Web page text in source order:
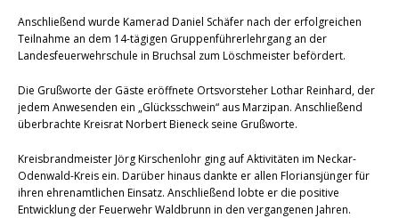
Anschließend wurde Kamerad Daniel Schäfer nach der erfolgreichen
Teilnahme an dem 14-tägigen Gruppenführerlehrgang an der
Landesfeuerwehrschule in Bruchsal zum Löschmeister befördert.
Die Grußworte der Gäste eröffnete Ortsvorsteher Lothar Reinhard, der
jedem Anwesenden ein „Glücksschwein“ aus Marzipan. Anschließend
überbrachte Kreisrat Norbert Bieneck seine Grußworte.
Kreisbrandmeister Jörg Kirschenlohr ging auf Aktivitäten im Neckar-
Odenwald-Kreis ein. Darüber hinaus dankte er allen Floriansjünger für
ihren ehrenamtlichen Einsatz. Anschließend lobte er die positive
Entwicklung der Feuerwehr Waldbrunn in den vergangenen Jahren.